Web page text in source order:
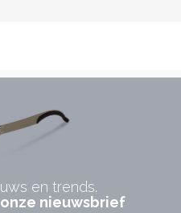
en trends.
nieuwsbrief